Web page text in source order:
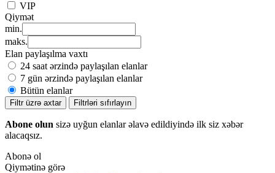
VIP
Qiymət
min.
maks.
Elan paylaşılma vaxtı
24 saat ərzində paylaşılan elanlar
7 gün ərzində paylaşılan elanlar
Bütün elanlar
Filtr üzrə axtar Filtrləri sıfırlayın
Abone olun sizə uyğun elanlar əlavə edildiyində ilk siz xəbər
alacaqsız.
Abonə ol
Qiymətinə görə